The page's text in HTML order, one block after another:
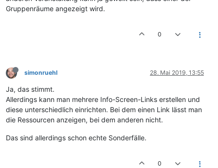
Gruppenräume angezeigt wird.
0
simonruehl 28. Mai 2019, 13:55
Ja, das stimmt.
Allerdings kann man mehrere Info-Screen-Links erstellen und
diese unterschiedlich einrichten. Bei dem einen Link lässt man
die Ressourcen anzeigen, bei dem anderen nicht.
Das sind allerdings schon echte Sonderfälle.
0